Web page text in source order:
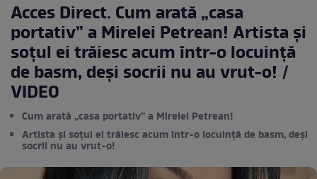
Acces Direct. Cum arată „casa
portativ” a Mirelei Petrean! Artista și
soțul ei trăiesc acum într-o locuință
de basm, deși socrii nu au vrut-o! /
VIDEO
Cum arată „casa portativ” a Mirelei Petrean!
Artista și soțul ei trăiesc acum într-o locuință de basm, deși
socrii nu au vrut-o!